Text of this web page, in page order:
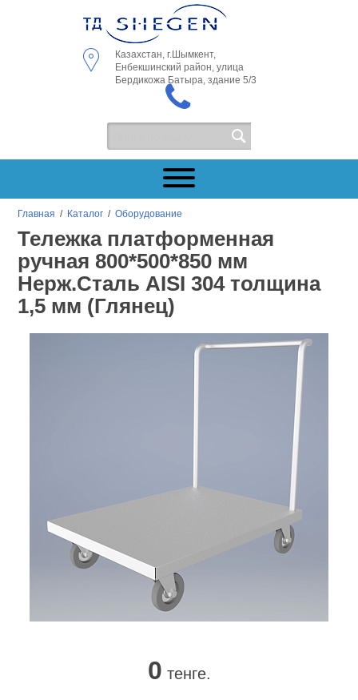
Казахстан, г.Шымкент,
Енбекшинский район, улица
Бердикожа Батыра, здание 5/3
Главная / Каталог /Оборудование
Тележка платформенная
ручная 800*500*850 мм
Нерж.Сталь AISI 304 толщина
1,5 мм (Глянец)
0 тенге.